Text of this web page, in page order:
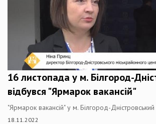
16 листопада у м. Білгород-
відбувся "Ярмарок вакансій"
"Ярмарок вакансій" у м. Білгород-Дністровський
18.11.2022